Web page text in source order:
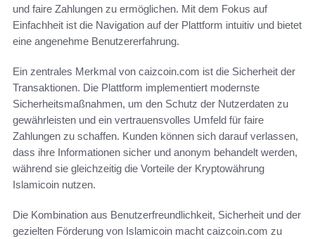
und faire Zahlungen zu ermöglichen. Mit dem Fokus auf
Einfachheit ist die Navigation auf der Plattform intuitiv und bietet
eine angenehme Benutzererfahrung.
Ein zentrales Merkmal von caizcoin.com ist die Sicherheit der
Transaktionen. Die Plattform implementiert modernste
Sicherheitsmaßnahmen, um den Schutz der Nutzerdaten zu
gewährleisten und ein vertrauensvolles Umfeld für faire
Zahlungen zu schaffen. Kunden können sich darauf verlassen,
dass ihre Informationen sicher und anonym behandelt werden,
während sie gleichzeitig die Vorteile der Kryptowährung
Islamicoin nutzen.
Die Kombination aus Benutzerfreundlichkeit, Sicherheit und der
gezielten Förderung von Islamicoin macht caizcoin.com zu